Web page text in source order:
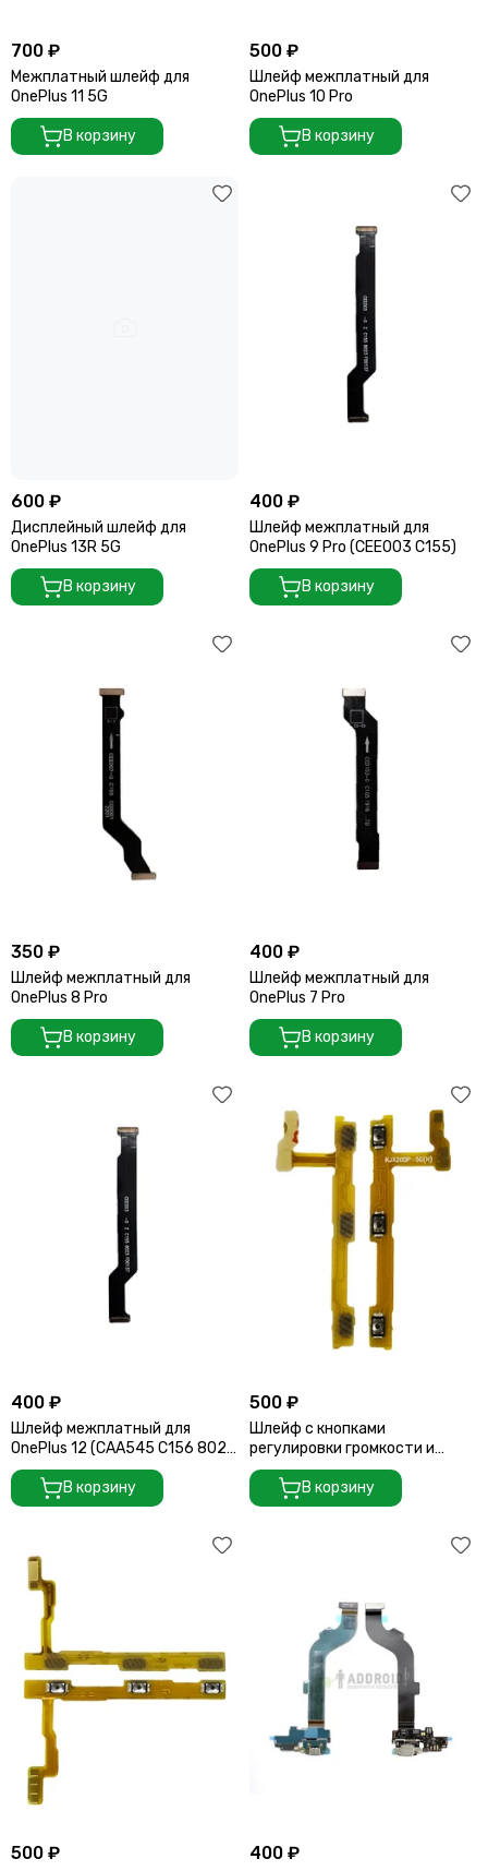
700 ₽
Межплатный шлейф для
OnePlus 11 5G
В корзину
500 ₽
Шлейф межплатный для
OnePlus 10 Pro
В корзину
600 ₽
Дисплейный шлейф для
OnePlus 13R 5G
В корзину
400 ₽
Шлейф межплатный для
OnePlus 9 Pro (CEE003 C155)
В корзину
350 ₽
Шлейф межплатный для
OnePlus 8 Pro
В корзину
400 ₽
Шлейф межплатный для
OnePlus 7 Pro
В корзину
400 ₽
Шлейф межплатный для
OnePlus 12 (CAA545 C156 8023
3-04)
В корзину
500 ₽
Шлейф с кнопками
регулировки громкости и
включения для Vivo X200 Pro
В корзину
500 ₽ 400 ₽